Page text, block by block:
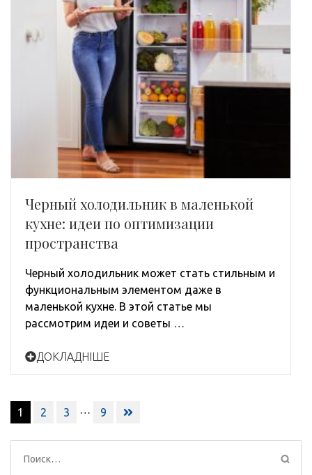
Черный холодильник в маленькой
кухне: идеи по оптимизации
пространства
Черный холодильник может стать стильным и
функциональным элементом даже в
маленькой кухне. В этой статье мы
рассмотрим идеи и советы …
ДОКЛАДНІШЕ
Навигация
по
записям
1 2 3 … 9
Найти: